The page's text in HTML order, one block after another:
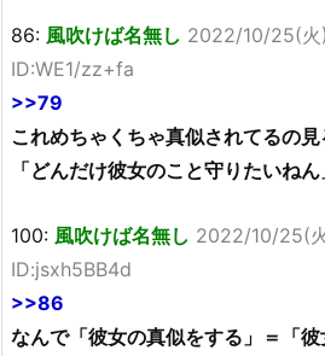
86: 風吹けば名無し 2022/10/25(火
ID:WE1/zz+fa
>>79
これめちゃくちゃ真似されてるの
「どんだけ彼女のこと守りたいね
100: 風吹けば名無し 2022/10/25(
ID:jsxh5BB4d
>>86
なんで「彼女の真似をする」＝「